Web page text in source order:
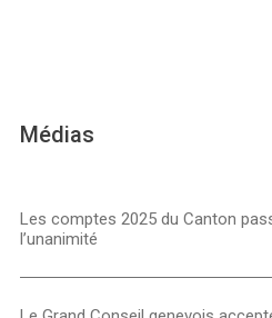
Médias
Les comptes 2025 du Canton
l’unanimité